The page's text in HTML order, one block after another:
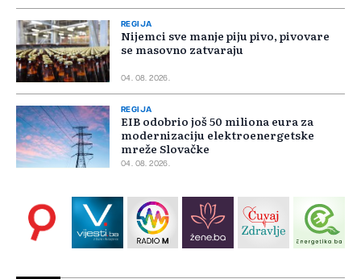
REGIJA
Nijemci sve manje piju pivo, pivovare
se masovno zatvaraju
04. 08. 2026.
REGIJA
EIB odobrio još 50 miliona eura za
modernizaciju elektroenergetske
mreže Slovačke
04. 08. 2026.